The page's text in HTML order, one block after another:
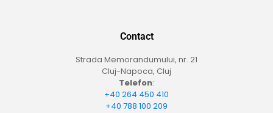
Contact
Strada Memorandumului, nr. 21
Cluj-Napoca, Cluj
Telefon:
+40 264 450 410
+40 788 100 209